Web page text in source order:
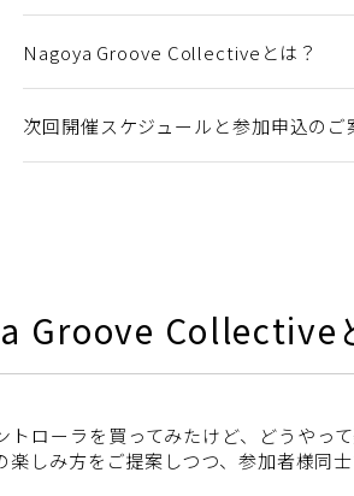
Nagoya Groove Collectiveとは？
次回開催スケジュールと参加申込のご
Groove Collective
トローラを買ってみたけど、どうやっ
楽しみ方をご提案しつつ、参加者様同